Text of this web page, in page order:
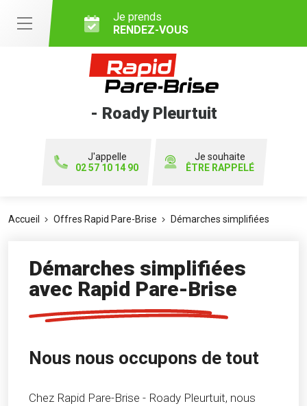
Je prends
RENDEZ-VOUS
- Roady Pleurtuit
J'appelle
02 57 10 14 90
Je souhaite
ÊTRE RAPPELÉ
Accueil Offres Rapid Pare-Brise Démarches simplifiées
Démarches simplifiées
avec Rapid Pare-Brise
Nous nous occupons de tout
Chez Rapid Pare-Brise - Roady Pleurtuit, nous